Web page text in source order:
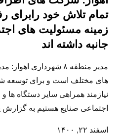
تمام تلاش خود رابرای
زمینه مسئولیت های
جانبه داشته اند
مدیر منطقه ۸ شهرداری
های مختلف است و برای توسعه
نیازمند همراهی سایر دستگاه ها
اجتماعی صنایع هستیم به
اسفند ۲۲, ۱۴۰۰